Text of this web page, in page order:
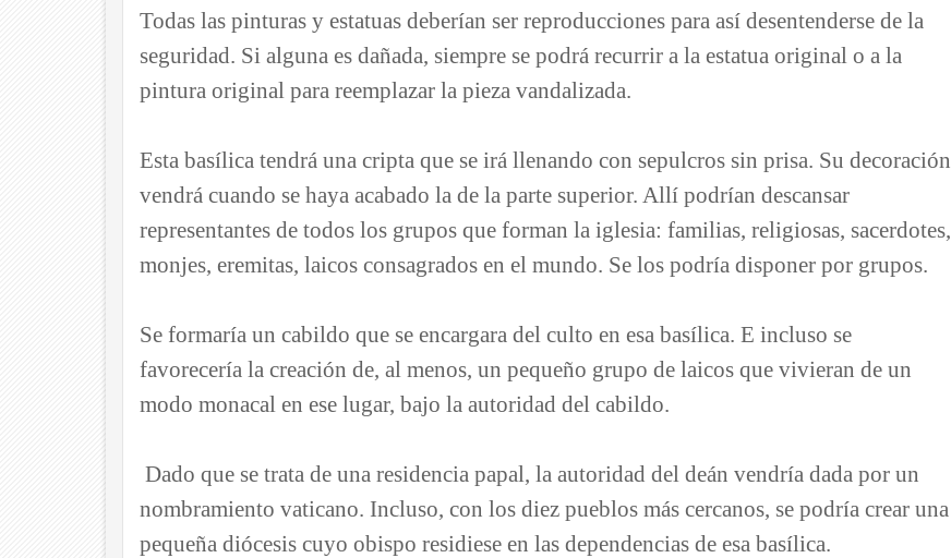
Todas las pinturas y estatuas deberían ser reproducciones para así desentenderse de la
seguridad. Si alguna es dañada, siempre se podrá recurrir a la estatua original o a la
pintura original para reemplazar la pieza vandalizada.
Esta basílica tendrá una cripta que se irá llenando con sepulcros sin prisa. Su decoración
vendrá cuando se haya acabado la de la parte superior. Allí podrían descansar
representantes de todos los grupos que forman la iglesia: familias, religiosas, sacerdotes,
monjes, eremitas, laicos consagrados en el mundo. Se los podría disponer por grupos.
Se formaría un cabildo que se encargara del culto en esa basílica. E incluso se
favorecería la creación de, al menos, un pequeño grupo de laicos que vivieran de un
modo monacal en ese lugar, bajo la autoridad del cabildo.
Dado que se trata de una residencia papal, la autoridad del deán vendría dada por un
nombramiento vaticano. Incluso, con los diez pueblos más cercanos, se podría crear una
pequeña diócesis cuyo obispo residiese en las dependencias de esa basílica.